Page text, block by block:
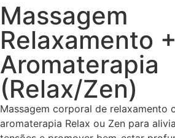
Massagem
Relaxamento +
Aromaterapia
(Relax/Zen)
Massagem corporal de relaxamento
aromaterapia Relax ou Zen para